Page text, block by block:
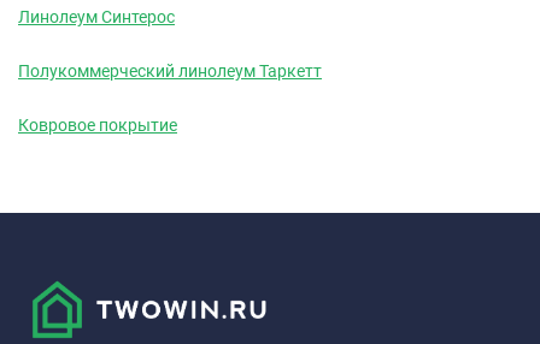
Линолеум Синтерос
Полукоммерческий линолеум Таркетт
Ковровое покрытие